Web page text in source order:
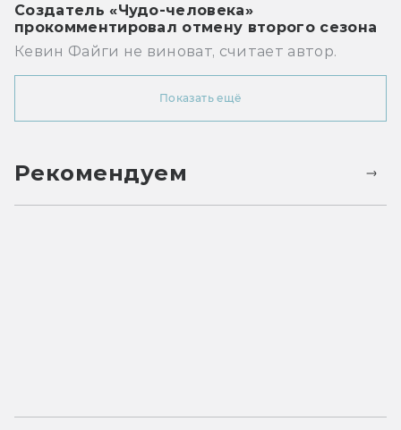
Создатель «Чудо-человека»
прокомментировал отмену второго сезона
Кевин Файги не виноват, считает автор.
Показать ещё
Рекомендуем